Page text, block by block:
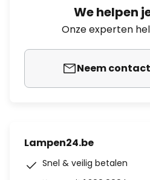
We helpen
Onze experten
Neem
Lampen24.be
Snel & veilig betalen